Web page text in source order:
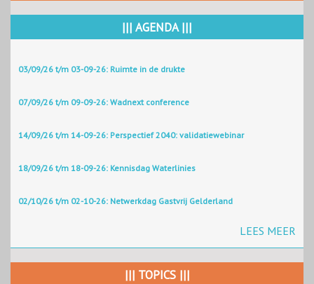
||| AGENDA |||
03/09/26 t/m 03-09-26: Ruimte in de drukte
07/09/26 t/m 09-09-26: Wadnext conference
14/09/26 t/m 14-09-26: Perspectief 2040: validatiewebinar
18/09/26 t/m 18-09-26: Kennisdag Waterlinies
02/10/26 t/m 02-10-26: Netwerkdag Gastvrij Gelderland
LEES MEER
||| TOPICS |||